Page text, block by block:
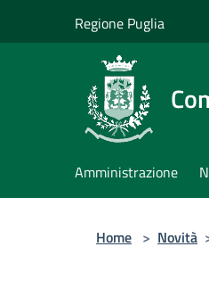
Regione Puglia
Amministrazione
Home > Novità